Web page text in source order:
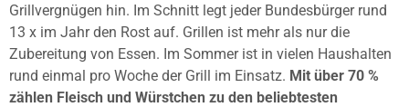
Grillvergnügen hin. Im Schnitt legt jeder Bundesbürger rund
13 x im Jahr den Rost auf. Grillen ist mehr als nur die
Zubereitung von Essen. Im Sommer ist in vielen Haushalten
rund einmal pro Woche der Grill im Einsatz. Mit über 70 %
zählen Fleisch und Würstchen zu den beliebtesten